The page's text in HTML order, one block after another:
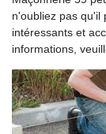
n'oubliez pas qu'il
intéressants et
informations,